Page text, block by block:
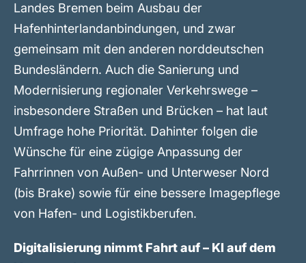
Landes Bremen beim Ausbau der
Hafenhinterlandanbindungen, und zwar
gemeinsam mit den anderen norddeutschen
Bundesländern. Auch die Sanierung und
Modernisierung regionaler Verkehrswege –
insbesondere Straßen und Brücken – hat laut
Umfrage hohe Priorität. Dahinter folgen die
Wünsche für eine zügige Anpassung der
Fahrrinnen von Außen- und Unterweser Nord
(bis Brake) sowie für eine bessere Imagepflege
von Hafen- und Logistikberufen.
Digitalisierung nimmt Fahrt auf – KI auf dem